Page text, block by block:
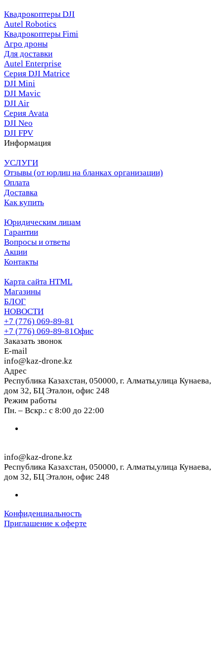
Квадрокоптеры DJI
Autel Robotics
Квадрокоптеры Fimi
Агро дроны
Для доставки
Autel Enterprise
Серия DJI Matrice
DJI Mini
DJI Mavic
DJI Air
Серия Avata
DJI Neo
DJI FPV
Информация
УСЛУГИ
Отзывы (от юрлиц на бланках организации)
Оплата
Доставка
Как купить
Юридическим лицам
Гарантии
Вопросы и ответы
Акции
Контакты
Карта сайта HTML
Магазины
БЛОГ
НОВОСТИ
+7 (776) 069-89-81
+7 (776) 069-89-81Офис
Заказать звонок
E-mail
info@kaz-drone.kz
Адрес
Республика Казахстан, 050000, г. Алматы,улица Кунаева,
дом 32, БЦ Эталон, офис 248
Режим работы
Пн. – Вскр.: с 8:00 до 22:00
info@kaz-drone.kz
Республика Казахстан, 050000, г. Алматы,улица Кунаева,
дом 32, БЦ Эталон, офис 248
Конфиденциальность
Приглашение к оферте